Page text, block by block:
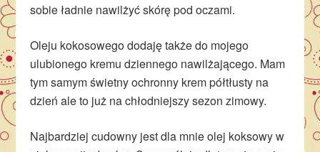
sobie ładnie nawilżyć skórę pod oczami.
Oleju kokosowego dodaję także do mojego
ulubionego kremu dziennego nawilżającego. Mam
tym samym świetny ochronny krem półtłusty na
dzień ale to już na chłodniejszy sezon zimowy.
Najbardziej cudowny jest dla mnie olej koksowy w